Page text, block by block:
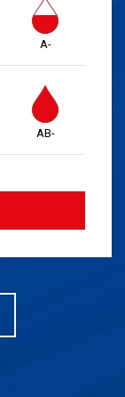
A-
AB-